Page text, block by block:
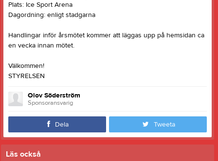
Plats: Ice Sport Arena
Dagordning: enligt stadgarna
Handlingar inför årsmötet kommer att läggas upp på hemsidan ca
en vecka innan mötet.
Välkommen!
STYRELSEN
Olov Söderström
Sponsoransvarig
Dela Tweeta
Läs också